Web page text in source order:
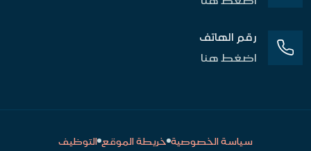
رقم الهاتف
اضغط هنا
سياسة الخصوصية خريطة الموقع التوظيف